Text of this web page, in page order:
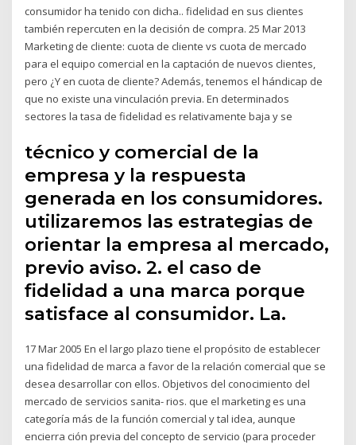
consumidor ha tenido con dicha.. fidelidad en sus clientes
también repercuten en la decisión de compra. 25 Mar 2013
Marketing de cliente: cuota de cliente vs cuota de mercado
para el equipo comercial en la captación de nuevos clientes,
pero ¿Y en cuota de cliente? Además, tenemos el hándicap de
que no existe una vinculación previa. En determinados
sectores la tasa de fidelidad es relativamente baja y se
técnico y comercial de la
empresa y la respuesta
generada en los consumidores.
utilizaremos las estrategias de
orientar la empresa al mercado,
previo aviso. 2. el caso de
fidelidad a una marca porque
satisface al consumidor. La.
17 Mar 2005 En el largo plazo tiene el propósito de establecer
una fidelidad de marca a favor de la relación comercial que se
desea desarrollar con ellos. Objetivos del conocimiento del
mercado de servicios sanita- rios. que el marketing es una
categoría más de la función comercial y tal idea, aunque
encierra ción previa del concepto de servicio (para proceder